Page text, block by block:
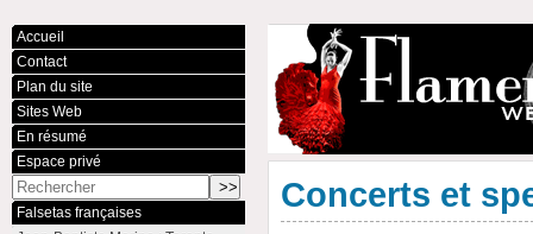
Concerts et
Accueil
Contact
Plan du site
Sites Web
En résumé
Espace privé
Falsetas françaises